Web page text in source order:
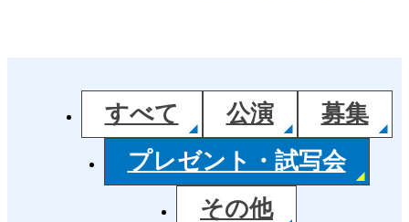
すべて 公演
募集
プレゼント・試写会
その他